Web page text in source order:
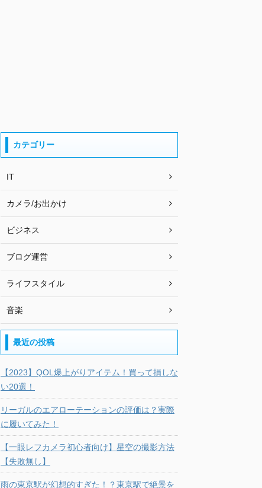
カテゴリー
IT
カメラ/お出かけ
ビジネス
ブログ運営
ライフスタイル
音楽
最近の投稿
【2023】QOL爆上がりアイテム！買って損しな
い20選！
リーガルのエアローテーションの評価は？実際
に履いてみた！
【一眼レフカメラ初心者向け】星空の撮影方法
【失敗無し】
雨の東京駅が幻想的すぎた！？東京駅で絶景を